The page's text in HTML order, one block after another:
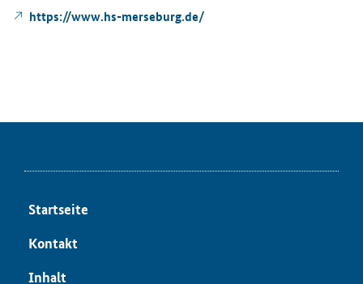
https://www.hs-​merseburg.de/
Start­sei­te
Kon­takt
In­halt